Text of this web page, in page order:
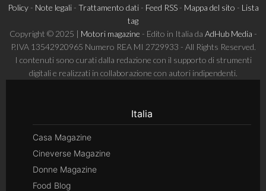
Policy- Note legali- Trattamento dati- Feed RSS- Mappa del sito - Lista
tag
Copyright © 2025 | Motori magazine - Edito in Italia da AdHub Media -
P.IVA 13542920965 Numero REA MI 2729933 - All Rights Reserved.
I contenuti sono curati dalla redazione con il supporto di strumenti
digitali e realizzati in collaborazione con autori indipendenti.
Italia
Casa Magazine
Cineverse Magazine
Donne Magazine
Food Blog